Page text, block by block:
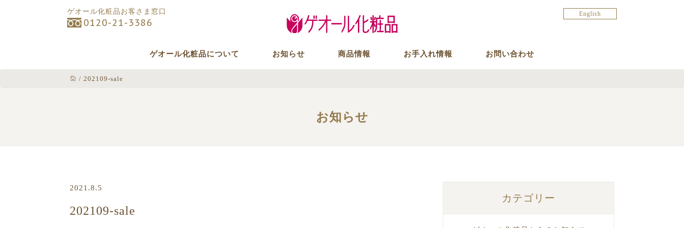
ゲオール化粧品について お知らせ 商品情報 お手入れ情報 お問い合わせ
ゲオール化粧品お客さま窓口
0120-21-3386
English
/ 202109-sale
お知らせ
2021.8.5
202109-sale
カテゴリー